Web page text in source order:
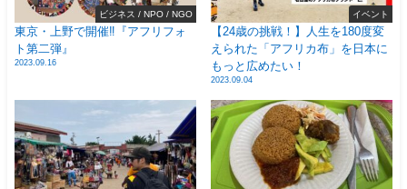
ビジネス / NPO / NGO
東京・上野で開催‼️『アフリフォ
ト第二弾』
2023.09.16
イベント
【24歳の挑戦！】人生を180度変
えられた「アフリカ布」を日本に
もっと広めたい！
2023.09.04